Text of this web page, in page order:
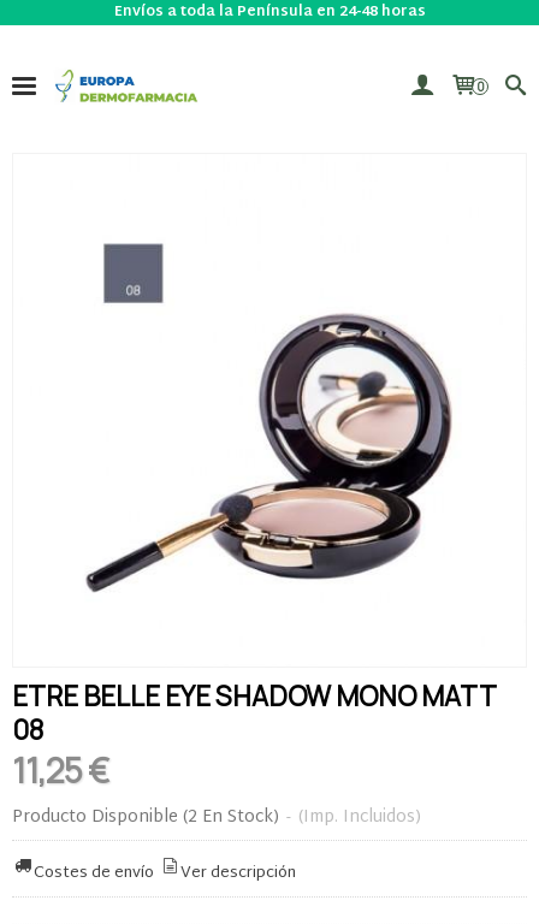
Envíos a toda la Península en 24-48 horas
0
ETRE BELLE EYE SHADOW MONO MATT
08
11,25 €
Producto Disponible (2 En Stock) - (Imp. Incluidos)
Costes de envío Ver descripción